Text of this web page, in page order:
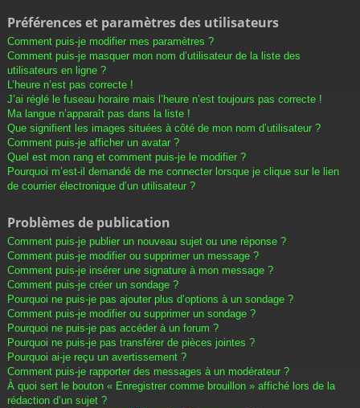
Préférences et paramètres des utilisateurs
Comment puis-je modifier mes paramètres ?
Comment puis-je masquer mon nom d’utilisateur de la liste des
utilisateurs en ligne ?
L’heure n’est pas correcte !
J’ai réglé le fuseau horaire mais l’heure n’est toujours pas correcte !
Ma langue n’apparaît pas dans la liste !
Que signifient les images situées à côté de mon nom d’utilisateur ?
Comment puis-je afficher un avatar ?
Quel est mon rang et comment puis-je le modifier ?
Pourquoi m’est-il demandé de me connecter lorsque je clique sur le lien
de courrier électronique d’un utilisateur ?
Problèmes de publication
Comment puis-je publier un nouveau sujet ou une réponse ?
Comment puis-je modifier ou supprimer un message ?
Comment puis-je insérer une signature à mon message ?
Comment puis-je créer un sondage ?
Pourquoi ne puis-je pas ajouter plus d’options à un sondage ?
Comment puis-je modifier ou supprimer un sondage ?
Pourquoi ne puis-je pas accéder à un forum ?
Pourquoi ne puis-je pas transférer de pièces jointes ?
Pourquoi ai-je reçu un avertissement ?
Comment puis-je rapporter des messages à un modérateur ?
À quoi sert le bouton « Enregistrer comme brouillon » affiché lors de la
rédaction d’un sujet ?